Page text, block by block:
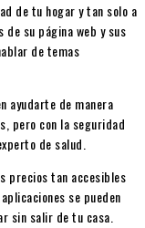
de tu hogar y tan solo a
de su página web y sus
de temas
ayudarte de manera
pero con la seguridad
de salud.
precios tan accesibles
se pueden
sin salir de tu casa.